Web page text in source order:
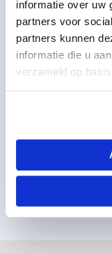
informatie over uw
partners voor
partners kunnen
informatie die u
verzameld op
1756,92per stuk